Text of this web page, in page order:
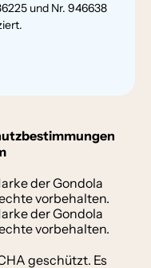
und Nr. 946638
der Gondola
vorbehalten.
der Gondola
vorbehalten.
geschützt. Es